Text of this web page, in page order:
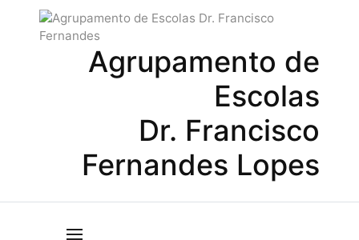
Agrupamento de
Escolas
Dr. Francisco
Fernandes Lopes